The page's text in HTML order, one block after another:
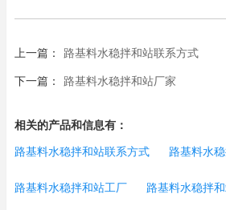
上一篇： 路基料水稳拌和站联系方式
下一篇： 路基料水稳拌和站厂家
相关的产品和信息有：
路基料水稳拌和站联系方式 路基料水
路基料水稳拌和站工厂 路基料水稳拌